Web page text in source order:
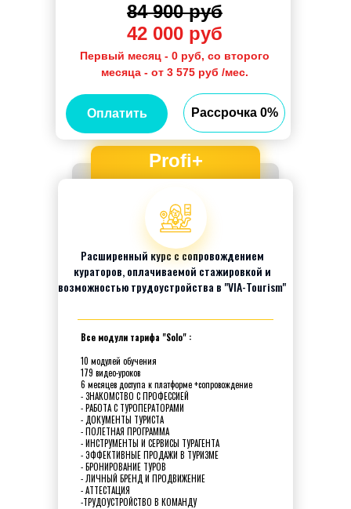
Оплатить
84 900 руб
Рассрочка 0%
Расширенный курс с сопровождением
кураторов, оплачиваемой стажировкой и
возможностью трудоустройства в "VIA-Tourism"
Все модули тарифа "Solo" :
10 модулей обучения
179 видео-уроков
6 месяцев доступа к платформе +сопровождение
- ЗНАКОМСТВО С ПРОФЕССИЕЙ
- РАБОТА С ТУРОПЕРАТОРАМИ
- ДОКУМЕНТЫ ТУРИСТА
- ПОЛЕТНАЯ ПРОГРАММА
- ИНСТРУМЕНТЫ И СЕРВИСЫ ТУРАГЕНТА
- ЭФФЕКТИВНЫЕ ПРОДАЖИ В ТУРИЗМЕ
- БРОНИРОВАНИЕ ТУРОВ
- ЛИЧНЫЙ БРЕНД И ПРОДВИЖЕНИЕ
- АТТЕСТАЦИЯ
-ТРУДОУСТРОЙСТВО В КОМАНДУ
Profi+
42 000 руб
Первый месяц - 0 руб, со второго
месяца - от 3 575 руб /мес.